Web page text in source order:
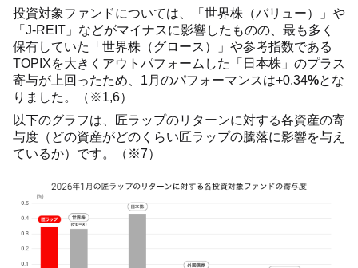
投資対象ファンドについては、「世界株（バリュー）」や
「J-REIT」などがマイナスに影響したものの、最も多く
保有していた「世界株（グロース）」や参考指数である
TOPIXを大きくアウトパフォームした「日本株」のプラス
寄与が上回ったため、1月のパフォーマンスは+0.34%とな
りました。（※1,6）
以下のグラフは、匠ラップのリターンに対する各資産の寄
与度（どの資産がどのくらい匠ラップの騰落に影響を与え
ているか）です。（※7）